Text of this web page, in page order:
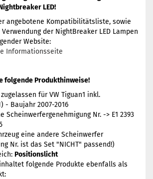
LED!
angebotene Kompatibilitätsliste, sowie
der NightBreaker LED Lampen
Website:
Informationsseite
folgende Produkthinweise!
für VW Tiguan1 inkl.
- Baujahr 2007-2016
Scheinwerfergenehmigung Nr. -> E1 2393
eine andere Scheinwerfer
Nr. ist das Set "NICHT" passend!)
Positionslicht
folgende Produkte ebenfalls als